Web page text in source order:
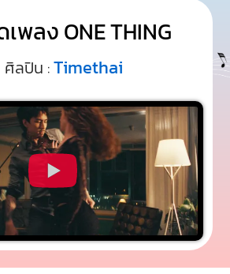
พลง ONE THING
ศิลปิน :Timethai